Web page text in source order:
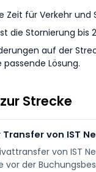
Zeit für Verkehr
die Stornierung
auf der
Lösung.
Strecke
von IST
von IST
vor der